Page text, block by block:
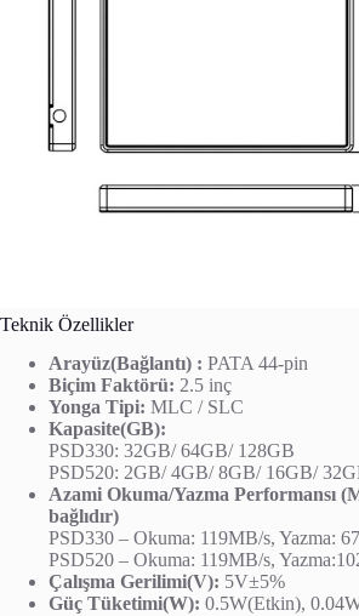
Teknik Özellikler
Arayüz(Bağlantı) : PATA 44-pin
Biçim Faktörü: 2.5 inç
Yonga Tipi: MLC / SLC
Kapasite(GB):
PSD330: 32GB/ 64GB/ 128GB
PSD520: 2GB/ 4GB/ 8GB/ 16GB/
Azami Okuma/Yazma Performansı
bağlıdır)
PSD330 – Okuma: 119MB/s, Yazma:
PSD520 – Okuma: 119MB/s,
Çalışma Gerilimi(V): 5V±5%
Güç Tüketimi(W): 0.5W(Etkin),